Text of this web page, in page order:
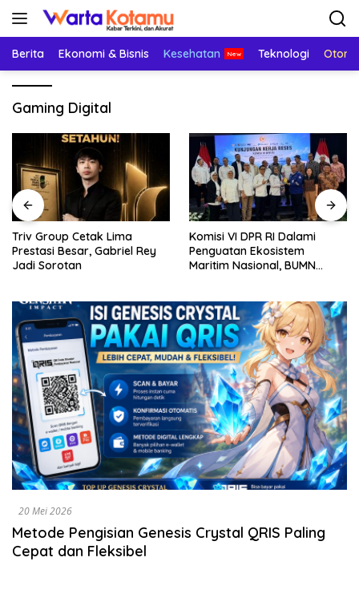
Langsung
Berita Ekonomi & Bisnis Kesehatan Teknologi
Gaming Digital
Triv Group Cetak Lima
Prestasi Besar, Gabriel Rey
Jadi Sorotan
Komisi VI DPR RI Dalami
Penguatan Ekosistem
Maritim Nasional, BUMN
20 Mei 2026
Metode Pengisian Genesis Crystal QRIS Paling
Cepat dan Fleksibel